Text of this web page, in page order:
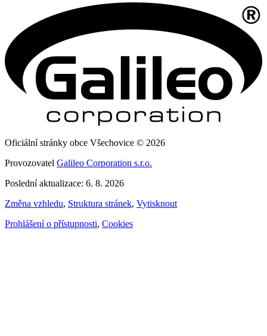
Oficiální stránky obce Všechovice © 2026
Provozovatel Galileo Corporation s.r.o.
Poslední aktualizace: 6. 8. 2026
Změna vzhledu, Struktura stránek, Vytisknout
Prohlášení o přístupnosti, Cookies